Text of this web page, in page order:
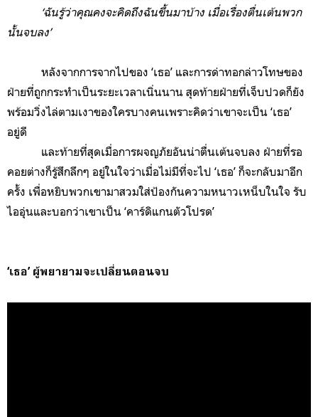
‘ฉันรู้ว่าคุณคงจะคิดถึงฉันขึ้นมาบ้าง เมื่อเรื่องตื่นเต้นพวก
นั้นจบลง’
หลังจากการจากไปของ ‘เธอ’ และการด่าทอกล่าวโทษของ
ฝ่ายที่ถูกกระทำเป็นระยะเวลาเนิ่นนาน สุดท้ายฝ่ายที่เจ็บปวดก็ยัง
พร้อมวิ่งไล่ตามเงาของใครบางคนเพราะคิดว่าเขาจะเป็น ‘เธอ’
อยู่ดี
และท้ายที่สุดเมื่อการผจญภัยอันน่าตื่นเต้นจบลง ฝ่ายที่รอ
คอยต่างก็รู้สึกลึกๆ อยู่ในใจว่าเมื่อไม่มีที่จะไป ‘เธอ’ ก็จะกลับมาอีก
ครั้ง เพื่อหยิบพวกเขามาสวมใส่ป้องกันความหนาวเหน็บในใจ รับ
ไออุ่นและบอกว่าเขาเป็น ‘คาร์ดิแกนตัวโปรด’
‘เธอ’ ผู้พยายามจะเปลี่ยนตอนจบ